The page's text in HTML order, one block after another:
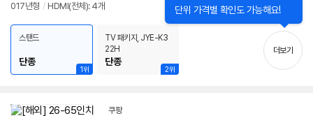
017년형 / HDMI(전체): 4개
보
치
기
1위
스탠드
단종
2위
TV 패키지, JYE-K3
22H
단종
단위 가격별 확인도 가능해요!
기
더보기
쿠팡